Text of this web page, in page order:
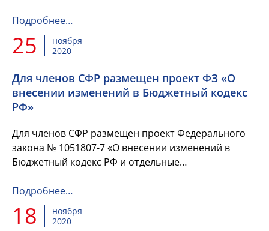
обмене информацией по вопросу организации ...
Подробнее…
25
ноября
2020
Для членов СФР размещен проект ФЗ «О
внесении изменений в Бюджетный кодекс
РФ»
Для членов СФР размещен проект Федерального
закона № 1051807-7 «О внесении изменений в
Бюджетный кодекс РФ и отдельные
в статью 93.6 Бюджетного кодекс...
Подробнее…
18
ноября
2020